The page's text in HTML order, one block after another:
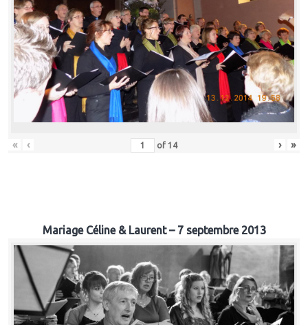
« ‹ of 14 › »
Mariage Céline & Laurent – 7 septembre 2013